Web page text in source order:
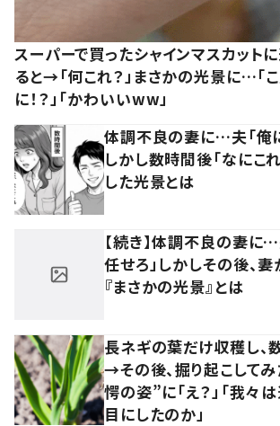
スーパーで買ったシャインマスカット
ると→「何これ？」まさかの光景に…「
に！？」「かわいいww」
体調不良の妻に…夫「俺
しかし数時間後「なにこ
した光景とは
【続き】体調不良の妻に
任せろ」しかしその後、
『まさかの光景』とは
長ネギの葉だけ収穫し
→その後、掘り起こして
愕の姿”に「え？」「我々
目にしたのか」